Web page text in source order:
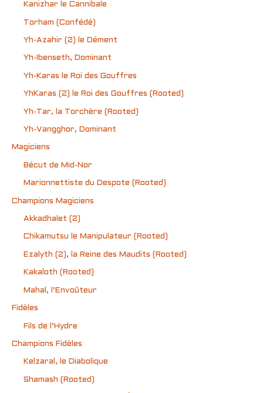
Kanizhar le Cannibale
Torham (Confédé)
Yh-Azahir (2) le Dément
Yh-Ibenseth, Dominant
Yh-Karas le Roi des Gouffres
YhKaras (2) le Roi des Gouffres (Rooted)
Yh-Tar, la Torchère (Rooted)
Yh-Vangghor, Dominant
Magiciens
Bécut de Mid-Nor
Marionnettiste du Despote (Rooted)
Champions Magiciens
Akkadhalet (2)
Chikamutsu le Manipulateur (Rooted)
Ezalyth (2), la Reine des Maudits (Rooted)
Kakaloth (Rooted)
Mahal, l’Envoûteur
Fidèles
Fils de l’Hydre
Champions Fidèles
Kelzaral, le Diabolique
Shamash (Rooted)